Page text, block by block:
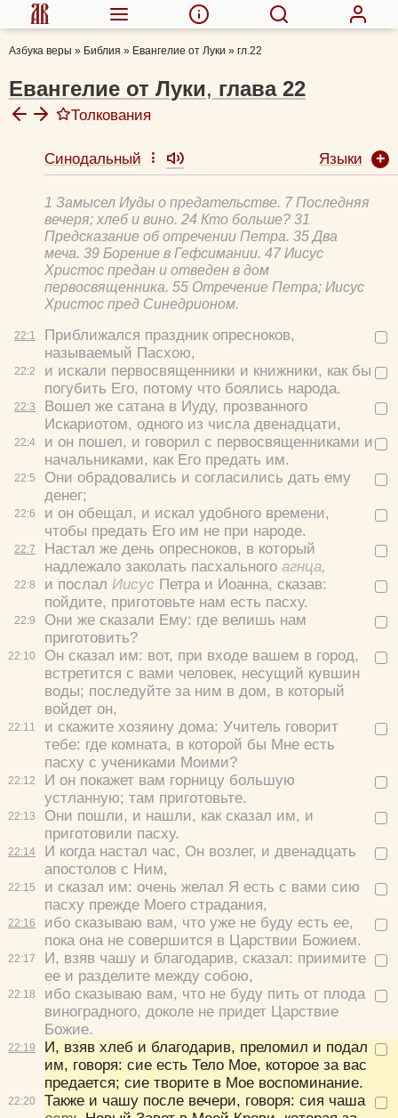
Азбука веры » Библия » Евангелие от Луки » гл.22
Евангелие от Луки, глава 22
Толкования
Феофилакт Болгарский, блж.
Михаил (Лузин), еп.
Иоанн Бухарев, прот.
Евфимий Зигабен
22:1
22:2
22:3
22:4
22:5
22:6
22:7
22:8
22:9
22:10
22:11
22:12
22:13
22:14
22:15
22:16
22:17
22:18
22:19
22:20
Синодальный Языки
1 Замысел Иуды о предательстве. 7 Последняя
вечеря; хлеб и вино. 24 Кто больше? 31
Предсказание об отречении Петра. 35 Два
меча. 39 Борение в Гефсимании. 47 Иисус
Христос предан и отведен в дом
первосвященника. 55 Отречение Петра; Иисус
Христос пред Синедрионом.
Приближался праздник опресноков,
называемый Пасхою,
и искали первосвященники и книжники, как бы
погубить Его, потому что боялись народа.
Вошел же сатана в Иуду, прозванного
Искариотом, одного из числа двенадцати,
и он пошел, и говорил с первосвященниками и
начальниками, как Его предать им.
Они обрадовались и согласились дать ему
денег;
и он обещал, и искал удобного времени,
чтобы предать Его им не при народе.
Настал же день опресноков, в который
надлежало заколать пасхального агнца,
и послал Иисус Петра и Иоанна, сказав:
пойдите, приготовьте нам есть пасху.
Они же сказали Ему: где велишь нам
приготовить?
Он сказал им: вот, при входе вашем в город,
встретится с вами человек, несущий кувшин
воды; последуйте за ним в дом, в который
войдет он,
и скажите хозяину дома: Учитель говорит
тебе: где комната, в которой бы Мне есть
пасху с учениками Моими?
И он покажет вам горницу большую
устланную; там приготовьте.
Они пошли, и нашли, как сказал им, и
приготовили пасху.
И когда настал час, Он возлег, и двенадцать
апостолов с Ним,
и сказал им: очень желал Я есть с вами сию
пасху прежде Моего страдания,
ибо сказываю вам, что уже не буду есть ее,
пока она не совершится в Царствии Божием.
И, взяв чашу и благодарив, сказал: приимите
ее и разделите между собою,
ибо сказываю вам, что не буду пить от плода
виноградного, доколе не придет Царствие
Божие.
И, взяв хлеб и благодарив, преломил и подал
им, говоря: сие есть Тело Мое, которое за вас
предается; сие творите в Мое воспоминание.
Также и чашу после вечери, говоря: сия чаша